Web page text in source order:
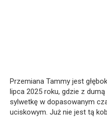
Przemiana Tammy jest
lipca 2025 roku, gdzie z
sylwetkę w dopasowanym
uciskowym. Już nie jest tą